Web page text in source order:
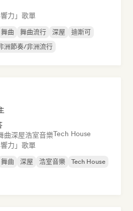
力」歌單
舞曲 舞曲流行 深屋
迪斯可
洲節奏/非洲流行
曲深屋浩室音樂Tech House
力」歌單
舞曲 深屋 浩室音樂 Tech House